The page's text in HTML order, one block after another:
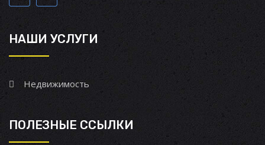
НАШИ УСЛУГИ
Недвижимость
ПОЛЕЗНЫЕ ССЫЛКИ